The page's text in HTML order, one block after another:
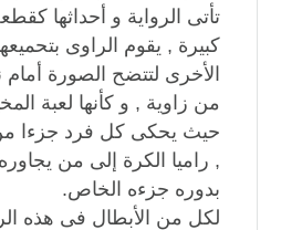
تأتى الرواية و أحداثها
كبيرة , يقوم الراوى
الأخرى لتتضح الصورة أمام
من زاوية , و كأنها لعبة
حيث يحكى كل فرد جزءا من
, راميا الكرة إلى من
بدوره جزءه الخاص.
لكل من الأبطال فى هذه